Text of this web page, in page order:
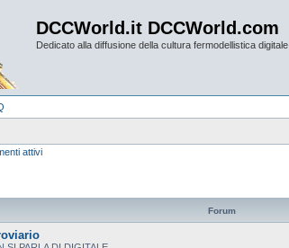
DCCWorld.it DCCWorld.com
Dedicato alla diffusione della cultura fermodellistica digitale.
attivi
Forum